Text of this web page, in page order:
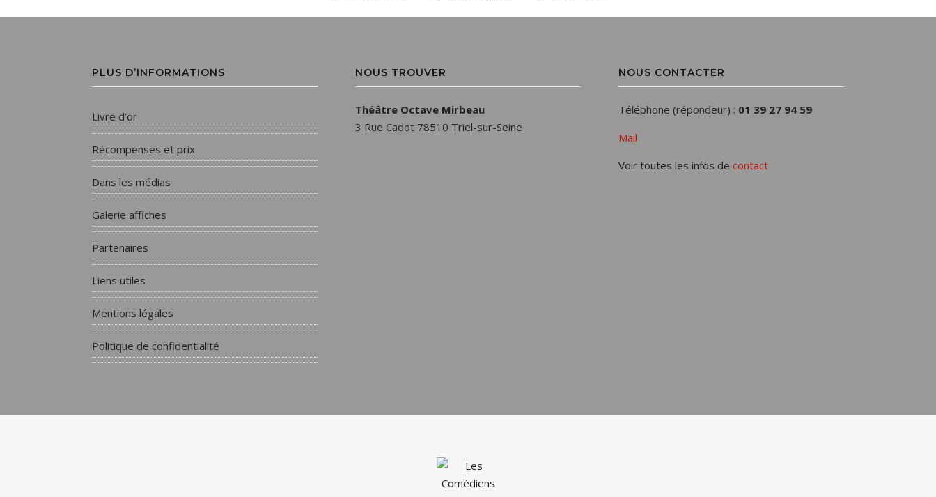
PLUS D’INFORMATIONS
Livre d’or
Récompenses et prix
Dans les médias
Galerie affiches
Partenaires
Liens utiles
Mentions légales
Politique de confidentialité
NOUS TROUVER
Théâtre Octave Mirbeau
3 Rue Cadot 78510 Triel-sur-Seine
NOUS CONTACTER
Téléphone (répondeur) : 01 39 27 94 59
Mail
Voir toutes les infos de contact